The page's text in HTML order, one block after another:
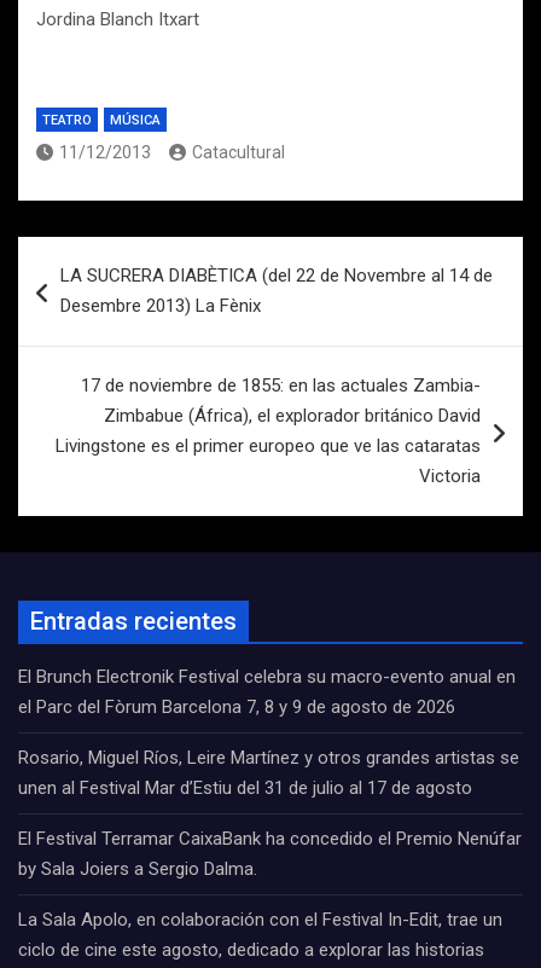
Jordina Blanch Itxart
TEATRO MÚSICA
11/12/2013 Catacultural
de
LA SUCRERA DIABÈTICA (del 22 de Novembre al 14 de
Desembre 2013) La Fènix
17 de noviembre de 1855: en las actuales Zambia-
Zimbabue (África), el explorador británico David
Livingstone es el primer europeo que ve las cataratas
Victoria
Entradas recientes
El Brunch Electronik Festival celebra su macro-evento anual en
el Parc del Fòrum Barcelona 7, 8 y 9 de agosto de 2026
Rosario, Miguel Ríos, Leire Martínez y otros grandes artistas se
unen al Festival Mar d’Estiu del 31 de julio al 17 de agosto
El Festival Terramar CaixaBank ha concedido el Premio Nenúfar
by Sala Joiers a Sergio Dalma.
La Sala Apolo, en colaboración con el Festival In-Edit, trae un
ciclo de cine este agosto, dedicado a explorar las historias